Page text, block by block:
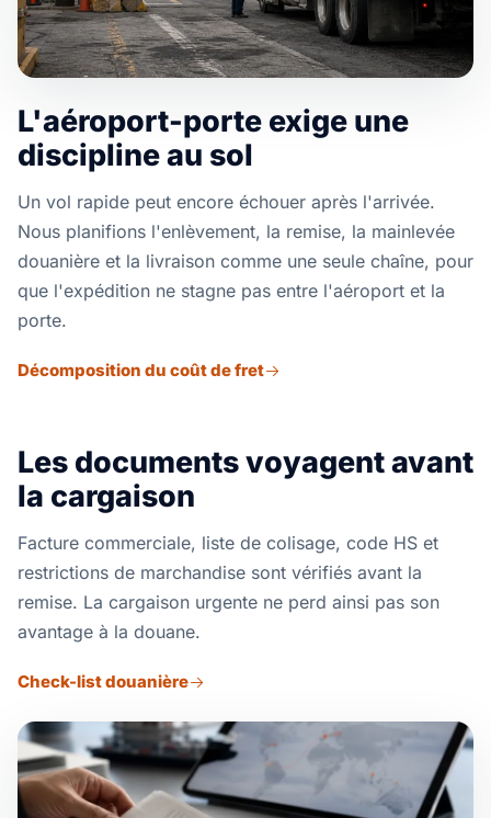
L'aéroport-porte exige une
discipline au sol
Un vol rapide peut encore échouer après l'arrivée.
Nous planifions l'enlèvement, la remise, la mainlevée
douanière et la livraison comme une seule chaîne, pour
que l'expédition ne stagne pas entre l'aéroport et la
porte.
Décomposition du coût de fret
Les documents voyagent avant
la cargaison
Facture commerciale, liste de colisage, code HS et
restrictions de marchandise sont vérifiés avant la
remise. La cargaison urgente ne perd ainsi pas son
avantage à la douane.
Check-list douanière